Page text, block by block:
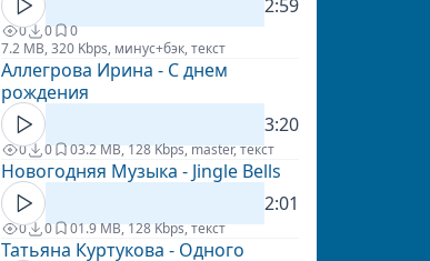
2:59
0 0
0
7.2 MB, 320 Kbps, минус+бэк, текст
Аллегрова Ирина - С днем
рождения
3:20
0 0 03.2 MB, 128 Kbps, master, текст
Новогодняя Музыка - Jingle Bells
2:01
0 0 01.9 MB, 128 Kbps, текст
Татьяна Куртукова - Одного